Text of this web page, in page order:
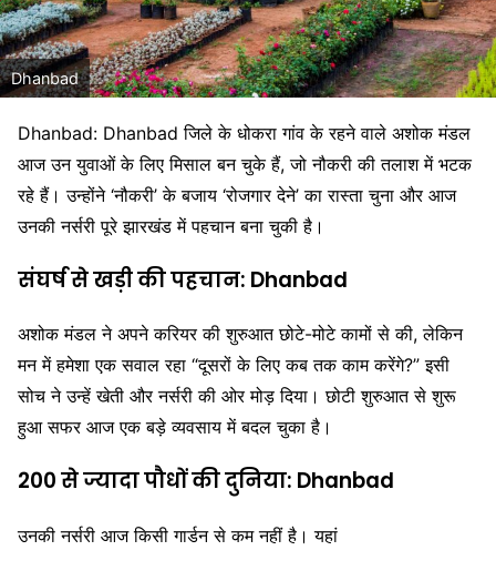
Dhanbad
Dhanbad: Dhanbad जिले के धोकरा गांव के रहने वाले अशोक मंडल
आज उन युवाओं के लिए मिसाल बन चुके हैं, जो नौकरी की तलाश में भटक
रहे हैं। उन्होंने ‘नौकरी’ के बजाय ‘रोजगार देने’ का रास्ता चुना और आज
उनकी नर्सरी पूरे झारखंड में पहचान बना चुकी है।
संघर्ष से खड़ी की पहचान: Dhanbad
अशोक मंडल ने अपने करियर की शुरुआत छोटे-मोटे कामों से की, लेकिन
मन में हमेशा एक सवाल रहा “दूसरों के लिए कब तक काम करेंगे?” इसी
सोच ने उन्हें खेती और नर्सरी की ओर मोड़ दिया। छोटी शुरुआत से शुरू
हुआ सफर आज एक बड़े व्यवसाय में बदल चुका है।
200 से ज्यादा पौधों की दुनिया: Dhanbad
उनकी नर्सरी आज किसी गार्डन से कम नहीं है। यहां